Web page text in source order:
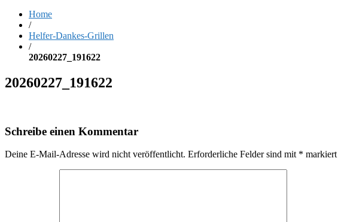
Home
/
Helfer-Dankes-Grillen
/
20260227_191622
20260227_191622
Schreibe einen Kommentar
Deine E-Mail-Adresse wird nicht veröffentlicht. Erforderliche Felder sind mit * markiert